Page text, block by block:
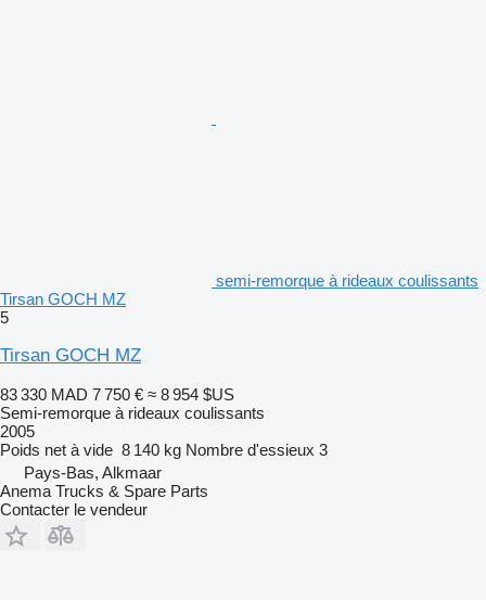
semi-remorque à rideaux coulissants
Tirsan GOCH MZ
5
Tirsan GOCH MZ
83 330 MAD 7 750 € ≈ 8 954 $US
Semi-remorque à rideaux coulissants
2005
Poids net à vide 8 140 kg Nombre d'essieux 3
Pays-Bas, Alkmaar
Anema Trucks & Spare Parts
Contacter le vendeur